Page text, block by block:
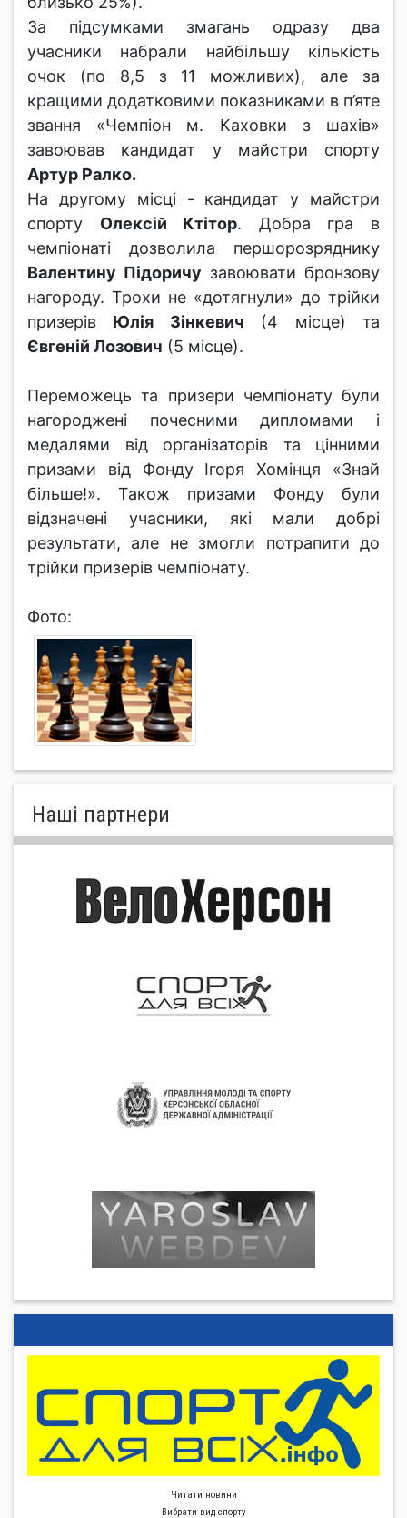
За підсумками змагань одразу два
учасники набрали найбільшу кількість
очок (по 8,5 з 11 можливих), але за
кращими додатковими показниками в п’яте
звання «Чемпіон м. Каховки з шахів»
завоював кандидат у майстри спорту
Артур Ралко.
На другому місці - кандидат у майстри
спорту Олексій Ктітор. Добра гра в
чемпіонаті дозволила першорозряднику
Валентину Підоричу завоювати бронзову
нагороду. Трохи не «дотягнули» до трійки
призерів Юлія Зінкевич (4 місце) та
Євгеній Лозович (5 місце).
Переможець та призери чемпіонату були
нагороджені почесними дипломами і
медалями від організаторів та цінними
призами від Фонду Ігоря Хомінця «Знай
більше!». Також призами Фонду були
відзначені учасники, які мали добрі
результати, але не змогли потрапити до
трійки призерів чемпіонату.
Фото:
Нашi партнери
Читати новини
Вибрати вид спорту